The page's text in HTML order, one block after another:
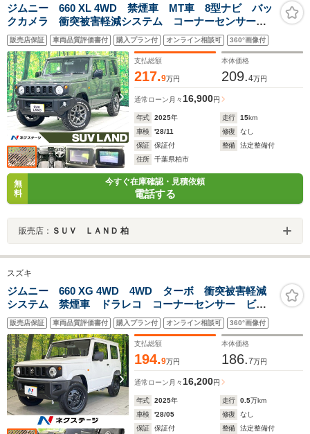
ト
ートヒータ
Bluetooth
ドライト フ
ジムニー 660 XL 4WD 禁煙車 MT車 8型ナビ バッ
クカメラ 衝突被害軽減システム コーナーセンサー
スマートキー ビルトインETC 純正16インチアルミ
オートハイビーム 車線逸脱警報
販売店保証 車両品質評価書付 購入プラン付 オンライン相談可 360°画像付
支払総額
217.9万円
本体価格
209.4万円
通常ローン 月々 16,900円
年式 2025年 走行 15km
車検
'28/11 修復
なし
保証
保証付 整備
法定整備付
住所
千葉県柏市
無
料
今すぐ在庫確認・見積依頼
電話する
販売店： ＳＵＶ ＬＡＮＤ 柏
スズキ
ジムニー 660 XG 4WD 4WD ターボ 衝突被害軽減
システム 禁煙車 ドラレコ コーナーセンサー ビル
トインETC 純正16インチアルミ 車線逸脱警報 オー
トライト
販売店保証 車両品質評価書付 購入プラン付 オンライン相談可 360°画像付
支払総額
194.9万円
本体価格
186.7万円
通常ローン 月々 16,200円
年式 2025年 走行 0.5万km
車検
'28/05 修復
なし
保証
保証付 整備
法定整備付